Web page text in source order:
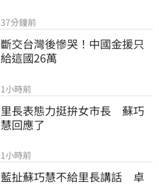
37分鐘前
斷交台灣後慘哭！中國金援只
給這國26萬
1小時前
里長表態力挺拚女市長　蘇巧
慧回應了
1小時前
藍扯蘇巧慧不給里長講話　卓